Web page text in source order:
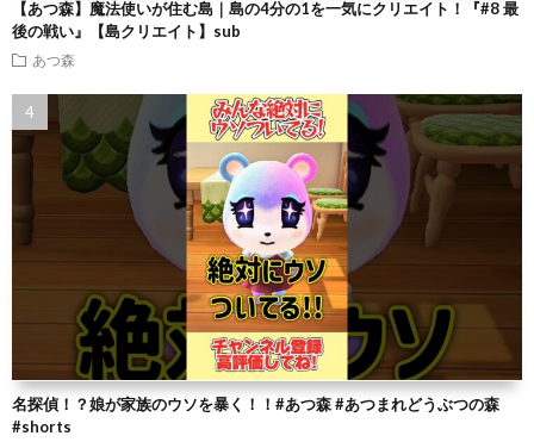
【あつ森】魔法使いが住む島｜島の4分の1を一気にクリエイト！『#8 最
後の戦い』【島クリエイト】sub
あつ森
名探偵！？娘が家族のウソを暴く！！#あつ森 #あつまれどうぶつの森
#shorts